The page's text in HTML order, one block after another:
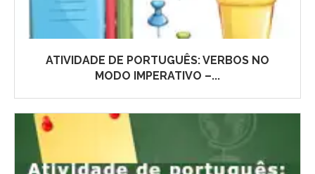
ATIVIDADE DE PORTUGUÊS: VERBOS NO
MODO IMPERATIVO –...